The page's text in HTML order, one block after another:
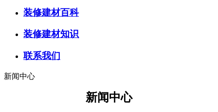
装修建材百科
装修建材知识
联系我们
新闻中心
新闻中心